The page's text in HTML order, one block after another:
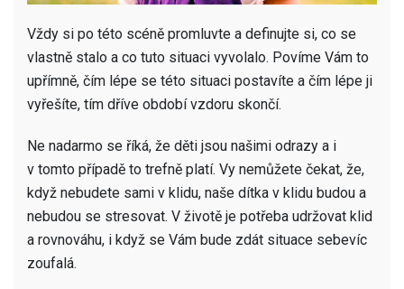
Vždy si po této scéně promluvte a definujte si, co se
vlastně stalo a co tuto situaci vyvolalo. Povíme Vám to
upřímně, čím lépe se této situaci postavíte a čím lépe ji
vyřešíte, tím dříve období vzdoru skončí.
Ne nadarmo se říká, že děti jsou našimi odrazy a i
v tomto případě to trefně platí. Vy nemůžete čekat, že,
když nebudete sami v klidu, naše dítka v klidu budou a
nebudou se stresovat. V životě je potřeba udržovat klid
a rovnováhu, i když se Vám bude zdát situace sebevíc
zoufalá.